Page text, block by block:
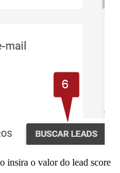
insira o valor do lead score